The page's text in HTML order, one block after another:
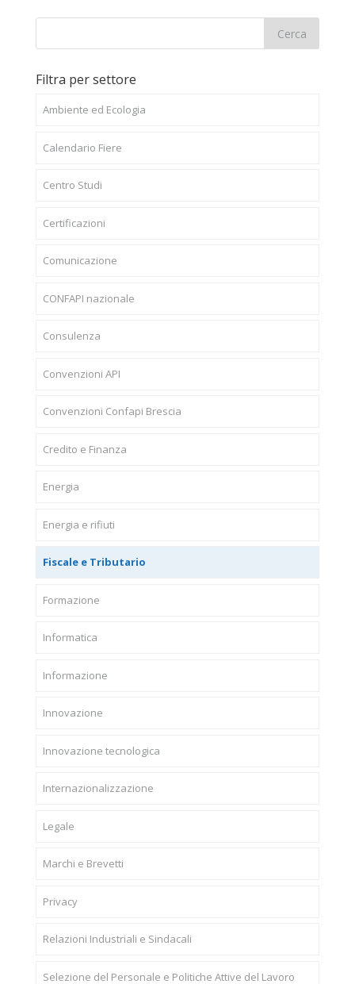
Filtra per settore
Ambiente ed Ecologia
Calendario Fiere
Centro Studi
Certificazioni
Comunicazione
CONFAPI nazionale
Consulenza
Convenzioni API
Convenzioni Confapi Brescia
Credito e Finanza
Energia
Energia e rifiuti
Fiscale e Tributario
Formazione
Informatica
Informazione
Innovazione
Innovazione tecnologica
Internazionalizzazione
Legale
Marchi e Brevetti
Privacy
Relazioni Industriali e Sindacali
Selezione del Personale e Politiche Attive del Lavoro